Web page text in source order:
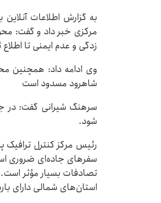
به گزارش اطلاعات
مرکزی خبر داد و گفت:
زدگی و عدم ایمنی تا
وی ادامه داد: همچنین
شاهرود مسدود است
سرهنگ شیرانی گفت: در
شود.
رئیس مرکز کنترل ترافیک
سفرهای جاده‌ای ضروری
تصادفات بسیار مؤثر
استان‌های شمالی دارای